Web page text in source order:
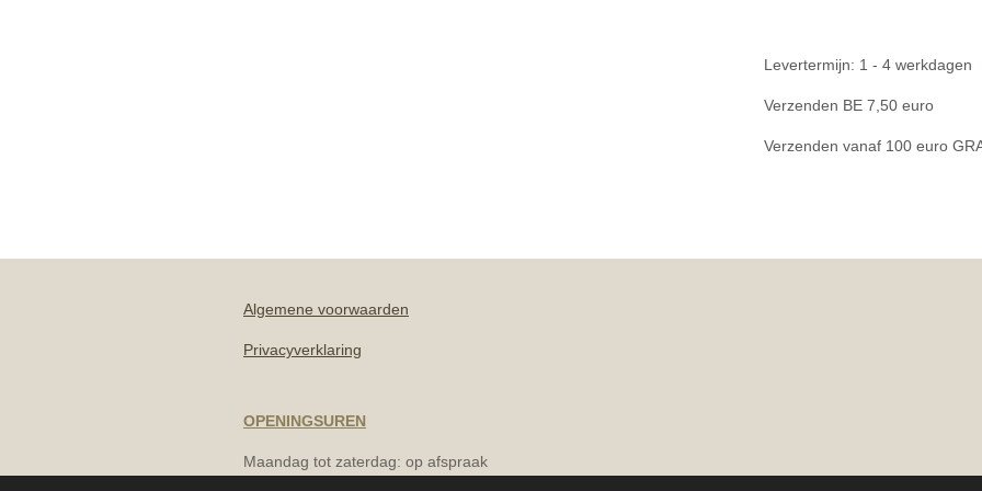
Levertermijn: 1 - 4 werkdagen
Verzenden BE 7,50 euro
Verzenden vanaf 100 euro
Algemene voorwaarden
Privacyverklaring
OPENINGSUREN
Maandag tot zaterdag: op afspraak